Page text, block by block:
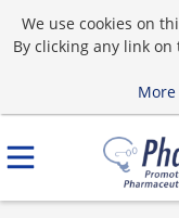
We use cookies on
By clicking any link